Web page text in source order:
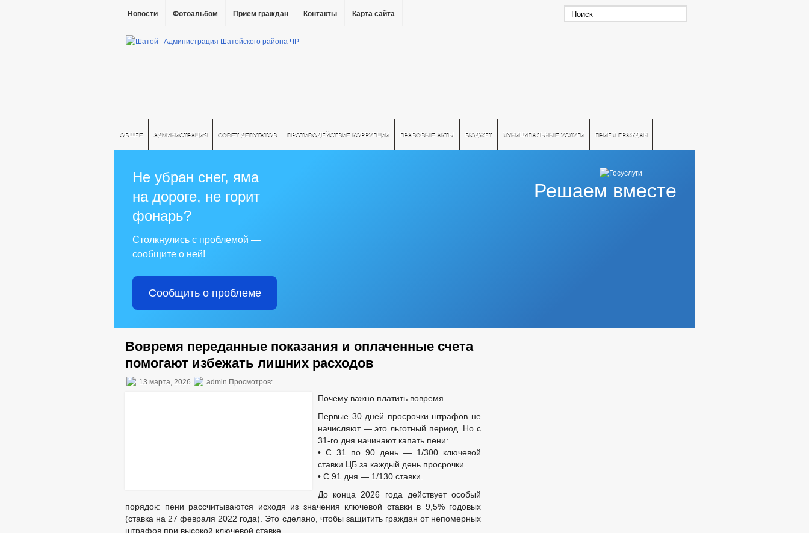
Новости Фотоальбом Прием граждан Контакты Карта сайта
ОБЩЕЕ АДМИНИСТРАЦИЯ СОВЕТ ДЕПУТАТОВ ПРОТИВОДЕЙСТВИЕ КОРРУПЦИИ ПРАВОВЫЕ АКТЫ БЮДЖЕТ МУНИЦИПАЛЬНЫЕ УСЛУГИ ПРИЕМ ГРАЖДАН
Решаем вместе
Не убран снег, яма
на дороге, не горит
фонарь?
Столкнулись с проблемой —
сообщите о ней!
Сообщить о проблеме
Вовремя переданные показания и оплаченные счета
помогают избежать лишних расходов
13 марта, 2026 admin Просмотров:
Почему важно платить вовремя
Первые 30 дней просрочки штрафов не
начисляют — это льготный период. Но с
31-го дня начинают капать пени:
• С 31 по 90 день — 1/300 ключевой
ставки ЦБ за каждый день просрочки.
• С 91 дня — 1/130 ставки.
До конца 2026 года действует особый
порядок: пени рассчитываются исходя из значения ключевой ставки в 9,5% годовых
(ставка на 27 февраля 2022 года). Это сделано, чтобы защитить граждан от непомерных
штрафов при высокой ключевой ставке.